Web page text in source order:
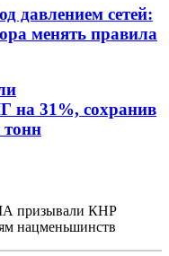
давлением сетей:
менять правила
на 31%, сохранив
призывали КНР
нацменьшинств